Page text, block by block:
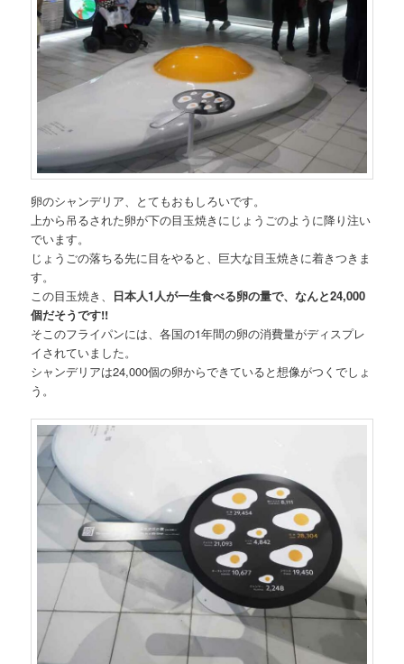
卵のシャンデリア、とてもおもしろいです。
上から吊るされた卵が下の目玉焼きにじょうごのように降り注い
でいます。
じょうごの落ちる先に目をやると、巨大な目玉焼きに着きつきま
す。
この目玉焼き、
日本人1人が一生食べる卵の量で、なんと24,000
個だそうです!!
そこのフライパンには、各国の1年間の卵の消費量がディスプレ
イされていました。
シャンデリアは24,000個の卵からできていると想像がつくでしょ
う。